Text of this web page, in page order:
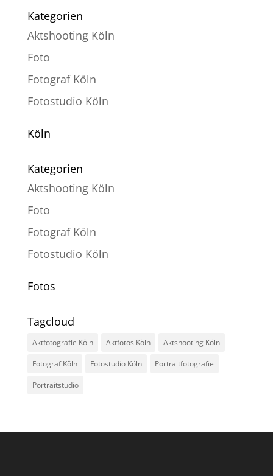
Kategorien
Aktshooting Köln
Foto
Fotograf Köln
Fotostudio Köln
Köln
Kategorien
Aktshooting Köln
Foto
Fotograf Köln
Fotostudio Köln
Fotos
Tagcloud
Aktfotografie Köln Aktfotos Köln Aktshooting Köln
Fotograf Köln Fotostudio Köln Portraitfotografie
Portraitstudio